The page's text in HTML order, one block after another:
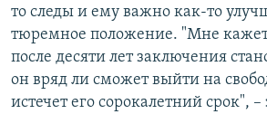
то следы и ему важно как-то
тюремное положение. "Мне
после десяти лет заключения
он вряд ли сможет выйти на
истечет его сорокалетний срок",